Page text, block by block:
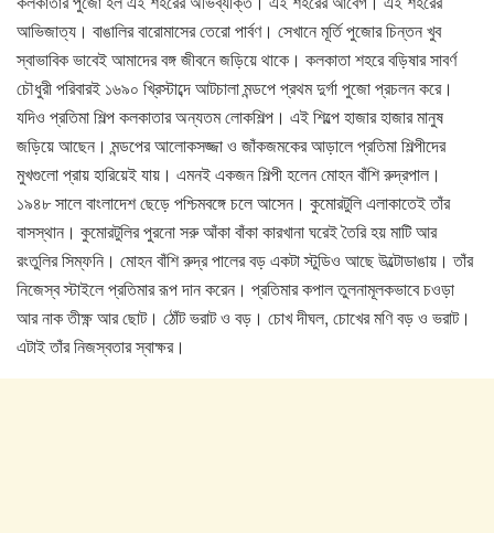
c
e
b
o
o
k
tt
er
at
s
A
p
p
k
e
dI
n
আভিজাত্য। বাঙালির বারোমাসের তেরো পার্বণ। সেখানে মূর্তি পুজোর চিন্তন খুব
স্বাভাবিক ভাবেই আমাদের বঙ্গ জীবনে জড়িয়ে থাকে। কলকাতা শহরে বড়িষার সাবর্ণ
চৌধুরী পরিবারই ১৬৯০ খ্রিস্টাব্দে আটচালা মন্ডপে প্রথম দুর্গা পুজো প্রচলন করে।
যদিও প্রতিমা শিল্প কলকাতার অন্যতম লোকশিল্প। এই শিল্পে হাজার হাজার মানুষ
জড়িয়ে আছেন। মন্ডপের আলোকসজ্জা ও জাঁকজমকের আড়ালে প্রতিমা শিল্পীদের
মুখগুলো প্রায় হারিয়েই যায়। এমনই একজন শিল্পী হলেন মোহন বাঁশি রুদ্রপাল।
১৯৪৮ সালে বাংলাদেশ ছেড়ে পশ্চিমবঙ্গে চলে আসেন। কুমোরটুলি এলাকাতেই তাঁর
বাসস্থান। কুমোরটুলির পুরনো সরু আঁকা বাঁকা কারখানা ঘরেই তৈরি হয় মাটি আর
রংতুলির সিম্ফনি। মোহন বাঁশি রুদ্র পালের বড় একটা স্টুডিও আছে উল্টোডাঙায়। তাঁর
নিজেস্ব স্টাইলে প্রতিমার রূপ দান করেন। প্রতিমার কপাল তুলনামূলকভাবে চওড়া
আর নাক তীক্ষ্ণ আর ছোট। ঠোঁট ভরাট ও বড়। চোখ দীঘল, চোখের মণি বড় ও ভরাট।
এটাই তাঁর নিজস্বতার স্বাক্ষর।